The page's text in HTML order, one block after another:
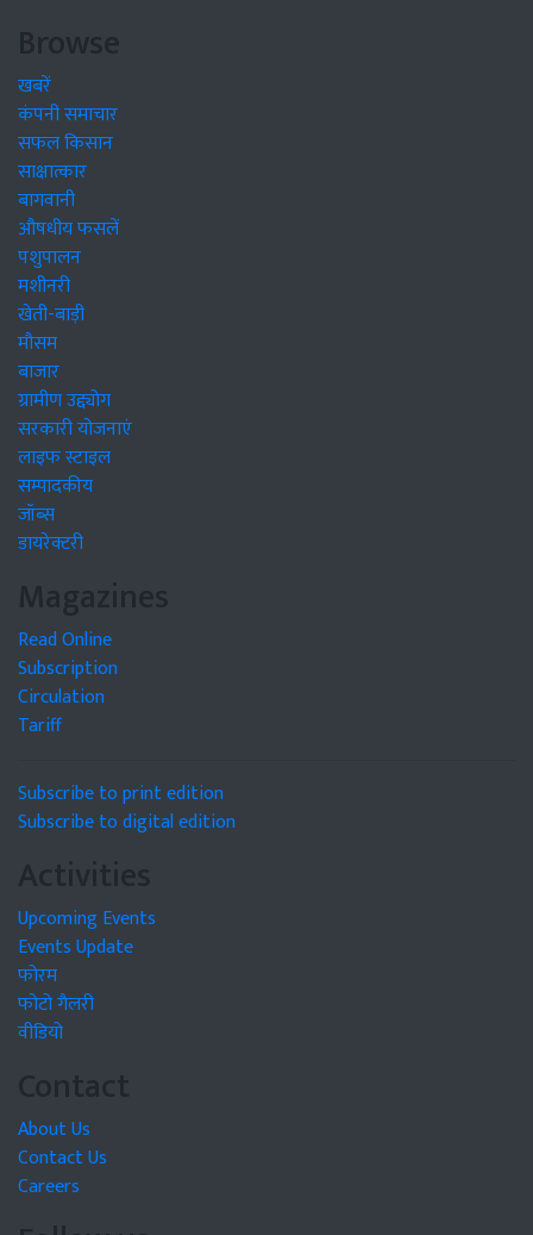
Browse
खबरें
कंपनी समाचार
सफल किसान
साक्षात्कार
बागवानी
औषधीय फसलें
पशुपालन
मशीनरी
खेती-बाड़ी
मौसम
बाजार
ग्रामीण उद्द्योग
सरकारी योजनाएं
लाइफ स्टाइल
सम्पादकीय
जॉब्स
डायरेक्टरी
Magazines
Read Online
Subscription
Circulation
Tariff
Subscribe to print edition
Subscribe to digital edition
Activities
Upcoming Events
Events Update
फोरम
फोटो गैलरी
वीडियो
Contact
About Us
Contact Us
Careers